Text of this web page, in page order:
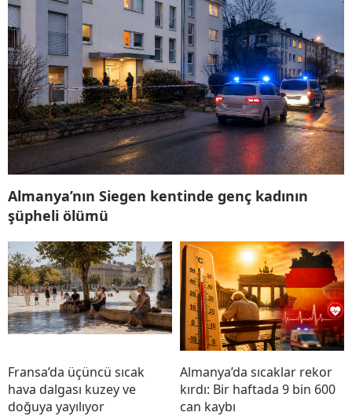
Almanya’nın Siegen kentinde genç kadının
şüpheli ölümü
Fransa’da üçüncü sıcak
hava dalgası kuzey ve
doğuya yayılıyor
Almanya’da sıcaklar rekor
kırdı: Bir haftada 9 bin 600
can kaybı